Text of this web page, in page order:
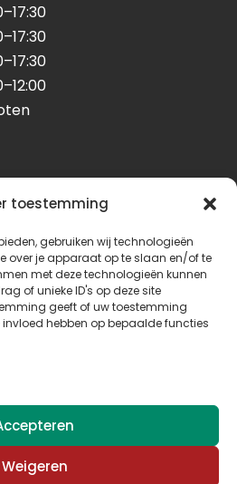
toestemming
gebruiken wij technologieën
over je apparaat op te slaan en/of te
met deze technologieën kunnen
of unieke ID's op deze site
geeft of uw toestemming
hebben op bepaalde functies
Weigeren
- Mede mogelijk